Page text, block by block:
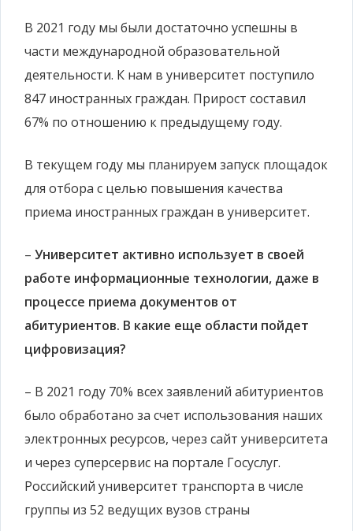
В 2021 году мы были достаточно успешны в
части международной образовательной
деятельности. К нам в университет поступило
847 иностранных граждан. Прирост составил
67% по отношению к предыдущему году.
В текущем году мы планируем запуск площадок
для отбора с целью повышения качества
приема иностранных граждан в университет.
– Университет активно использует в своей
работе информационные технологии, даже в
процессе приема документов от
абитуриентов. В какие еще области пойдет
цифровизация?
– В 2021 году 70% всех заявлений абитуриентов
было обработано за счет использования наших
электронных ресурсов, через сайт университета
и через суперсервис на портале Госуслуг.
Российский университет транспорта в числе
группы из 52 ведущих вузов страны